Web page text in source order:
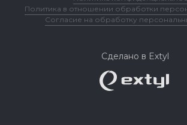
Политика в отношении обработки
Согласие на обработку
Сделано в Extyl